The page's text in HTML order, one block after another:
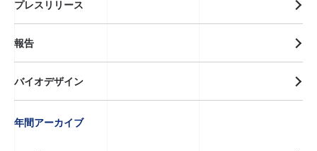
プレスリリース
報告
バイオデザイン
年間アーカイブ